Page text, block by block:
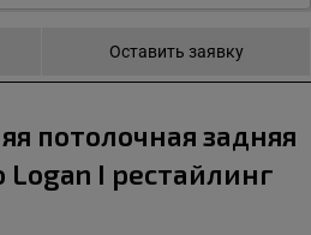
Оставить заявку
потолочная задняя
Logan I рестайлинг